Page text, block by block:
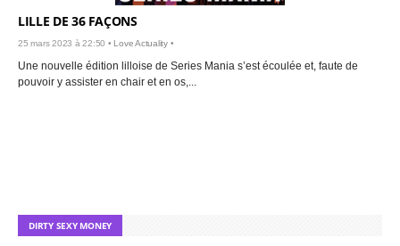
LILLE DE 36 FAÇONS
25 mars 2023 à 22:50 • Love Actuality•
Une nouvelle édition lilloise de Series Mania s’est écoulée et, faute de
pouvoir y assister en chair et en os,...
DIRTY SEXY MONEY